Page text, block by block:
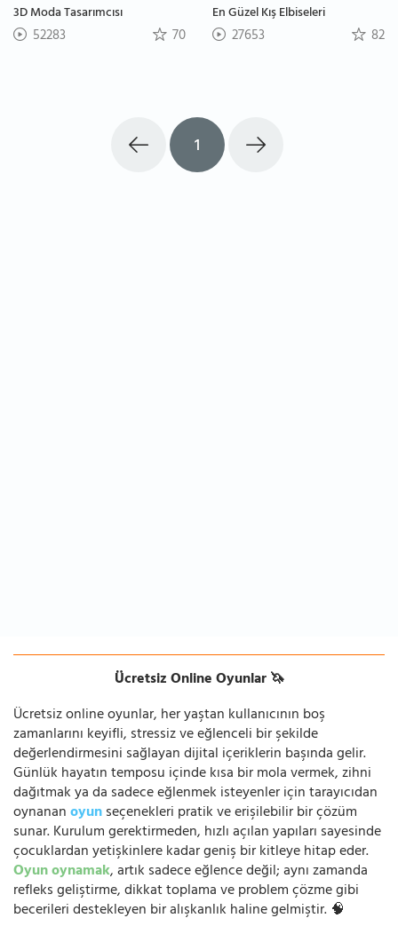
3D Moda Tasarımcısı
52283 70
En Güzel Kış Elbiseleri
27653 82
1
Ücretsiz Online Oyunlar 🦄
Ücretsiz online oyunlar, her yaştan kullanıcının boş
zamanlarını keyifli, stressiz ve eğlenceli bir şekilde
değerlendirmesini sağlayan dijital içeriklerin başında gelir.
Günlük hayatın temposu içinde kısa bir mola vermek, zihni
dağıtmak ya da sadece eğlenmek isteyenler için tarayıcıdan
oynananoyunseçenekleri pratik ve erişilebilir bir çözüm
sunar. Kurulum gerektirmeden, hızlı açılan yapıları sayesinde
çocuklardan yetişkinlere kadar geniş bir kitleye hitap eder.
Oyun oynamak, artık sadece eğlence değil; aynı zamanda
refleks geliştirme, dikkat toplama ve problem çözme gibi
becerileri destekleyen bir alışkanlık haline gelmiştir. 🧠